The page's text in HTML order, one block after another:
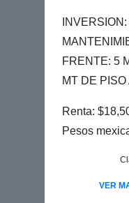
FRENTE: 5
MT DE PISO
Renta:
Pesos
VER